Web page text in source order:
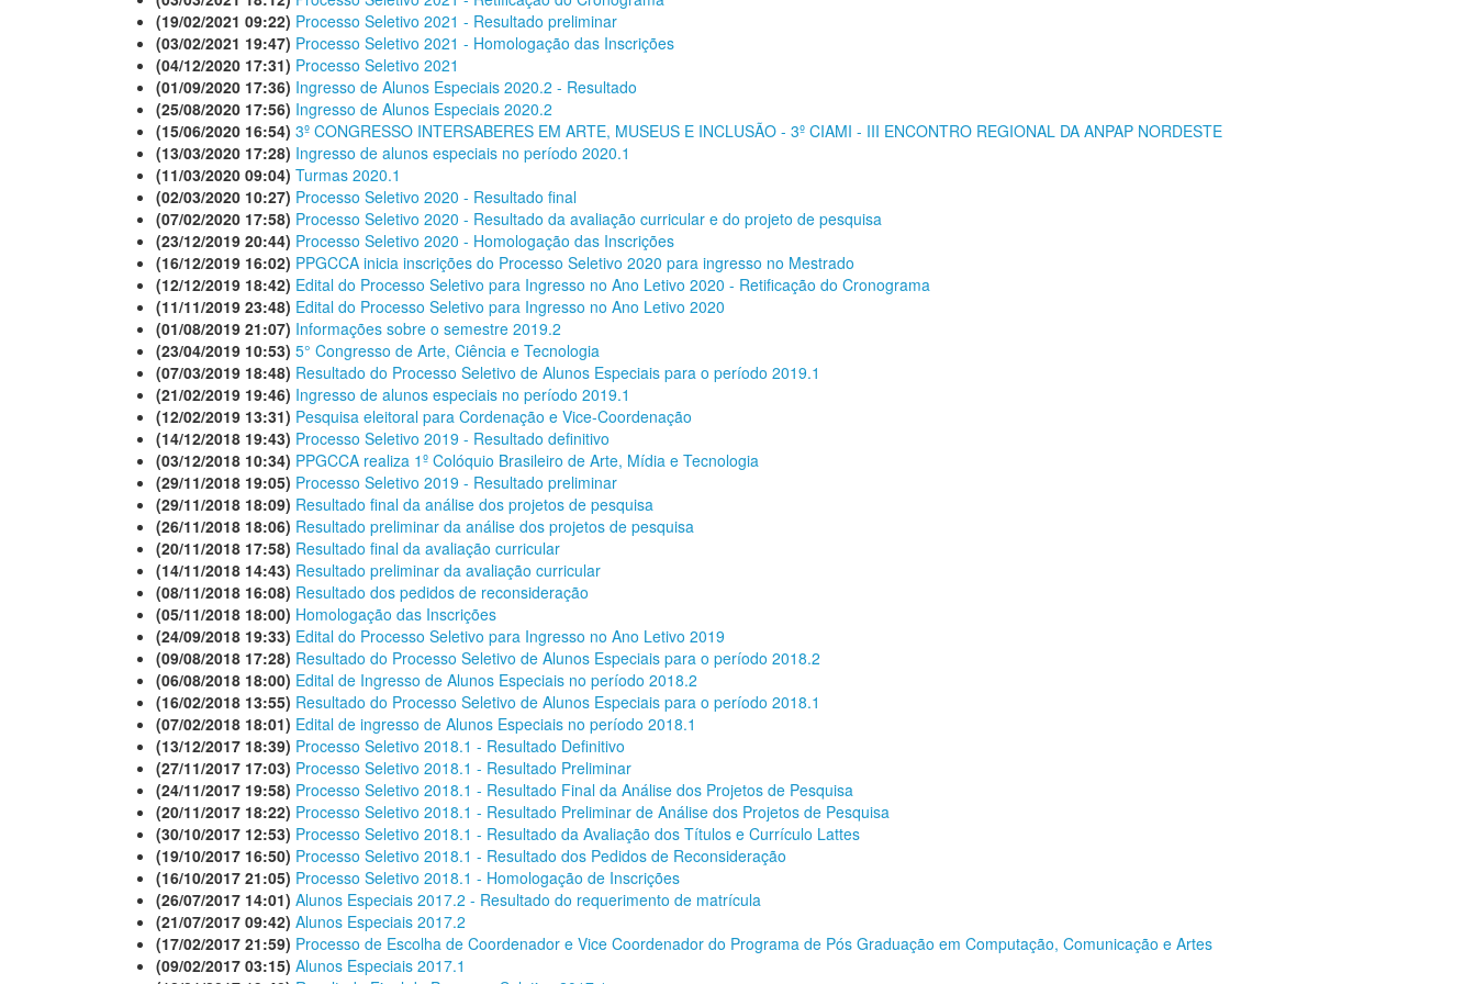
(19/02/2021 09:22) Processo Seletivo 2021 - Resultado preliminar
(03/02/2021 19:47) Processo Seletivo 2021 - Homologação das Inscrições
(04/12/2020 17:31) Processo Seletivo 2021
(01/09/2020 17:36) Ingresso de Alunos Especiais 2020.2 - Resultado
(25/08/2020 17:56) Ingresso de Alunos Especiais 2020.2
(15/06/2020 16:54) 3º CONGRESSO INTERSABERES EM ARTE, MUSEUS E INCLUSÃO - 3º CIAMI - III ENCONTRO REGIONAL DA ANPAP NORDESTE
(13/03/2020 17:28) Ingresso de alunos especiais no período 2020.1
(11/03/2020 09:04) Turmas 2020.1
(02/03/2020 10:27) Processo Seletivo 2020 - Resultado final
(07/02/2020 17:58) Processo Seletivo 2020 - Resultado da avaliação curricular e do projeto de pesquisa
(23/12/2019 20:44) Processo Seletivo 2020 - Homologação das Inscrições
(16/12/2019 16:02) PPGCCA inicia inscrições do Processo Seletivo 2020 para ingresso no Mestrado
(12/12/2019 18:42) Edital do Processo Seletivo para Ingresso no Ano Letivo 2020 - Retificação do Cronograma
(11/11/2019 23:48) Edital do Processo Seletivo para Ingresso no Ano Letivo 2020
(01/08/2019 21:07) Informações sobre o semestre 2019.2
(23/04/2019 10:53) 5° Congresso de Arte, Ciência e Tecnologia
(07/03/2019 18:48) Resultado do Processo Seletivo de Alunos Especiais para o período 2019.1
(21/02/2019 19:46) Ingresso de alunos especiais no período 2019.1
(12/02/2019 13:31) Pesquisa eleitoral para Cordenação e Vice-Coordenação
(14/12/2018 19:43) Processo Seletivo 2019 - Resultado definitivo
(03/12/2018 10:34) PPGCCA realiza 1º Colóquio Brasileiro de Arte, Mídia e Tecnologia
(29/11/2018 19:05) Processo Seletivo 2019 - Resultado preliminar
(29/11/2018 18:09) Resultado final da análise dos projetos de pesquisa
(26/11/2018 18:06) Resultado preliminar da análise dos projetos de pesquisa
(20/11/2018 17:58) Resultado final da avaliação curricular
(14/11/2018 14:43) Resultado preliminar da avaliação curricular
(08/11/2018 16:08) Resultado dos pedidos de reconsideração
(05/11/2018 18:00) Homologação das Inscrições
(24/09/2018 19:33) Edital do Processo Seletivo para Ingresso no Ano Letivo 2019
(09/08/2018 17:28) Resultado do Processo Seletivo de Alunos Especiais para o período 2018.2
(06/08/2018 18:00) Edital de Ingresso de Alunos Especiais no período 2018.2
(16/02/2018 13:55) Resultado do Processo Seletivo de Alunos Especiais para o período 2018.1
(07/02/2018 18:01) Edital de ingresso de Alunos Especiais no período 2018.1
(13/12/2017 18:39) Processo Seletivo 2018.1 - Resultado Definitivo
(27/11/2017 17:03) Processo Seletivo 2018.1 - Resultado Preliminar
(24/11/2017 19:58) Processo Seletivo 2018.1 - Resultado Final da Análise dos Projetos de Pesquisa
(20/11/2017 18:22) Processo Seletivo 2018.1 - Resultado Preliminar de Análise dos Projetos de Pesquisa
(30/10/2017 12:53) Processo Seletivo 2018.1 - Resultado da Avaliação dos Títulos e Currículo Lattes
(19/10/2017 16:50) Processo Seletivo 2018.1 - Resultado dos Pedidos de Reconsideração
(16/10/2017 21:05) Processo Seletivo 2018.1 - Homologação de Inscrições
(26/07/2017 14:01) Alunos Especiais 2017.2 - Resultado do requerimento de matrícula
(21/07/2017 09:42) Alunos Especiais 2017.2
(17/02/2017 21:59) Processo de Escolha de Coordenador e Vice Coordenador do Programa de Pós Graduação em Computação, Comunicação e Artes
(09/02/2017 03:15) Alunos Especiais 2017.1